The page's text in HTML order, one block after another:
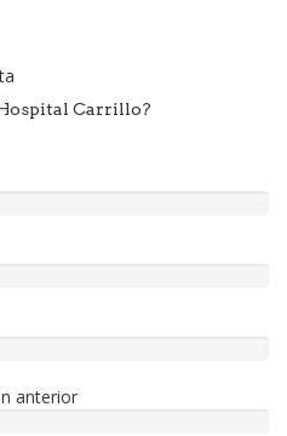
Carrillo?
anterior